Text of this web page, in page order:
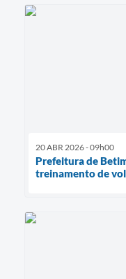
20 ABR 2026 - 09h00
Prefeitura de
treinamento de